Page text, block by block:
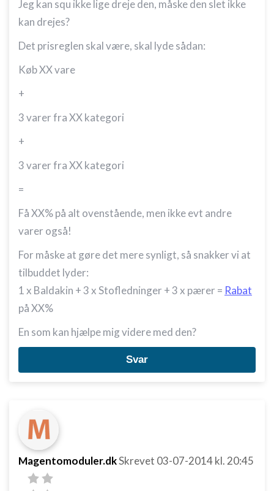
Jeg kan squ ikke lige dreje den, måske den slet ikke
kan drejes?
Det prisreglen skal være, skal lyde sådan:
Køb XX vare
+
3 varer fra XX kategori
+
3 varer fra XX kategori
=
Få XX% på alt ovenstående, men ikke evt andre
varer også!
For måske at gøre det mere synligt, så snakker vi at
tilbuddet lyder:
1 x Baldakin + 3 x Stofledninger + 3 x pærer = Rabat
på XX%
En som kan hjælpe mig videre med den?
Svar
Magentomoduler.dkSkrevet 03-07-2014kl. 20:45